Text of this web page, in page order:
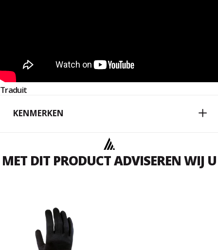
Traduit
KENMERKEN
MET DIT PRODUCT ADVISEREN WIJ U